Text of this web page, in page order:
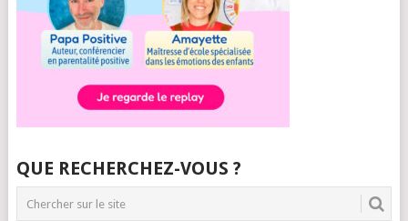
QUE RECHERCHEZ-VOUS ?